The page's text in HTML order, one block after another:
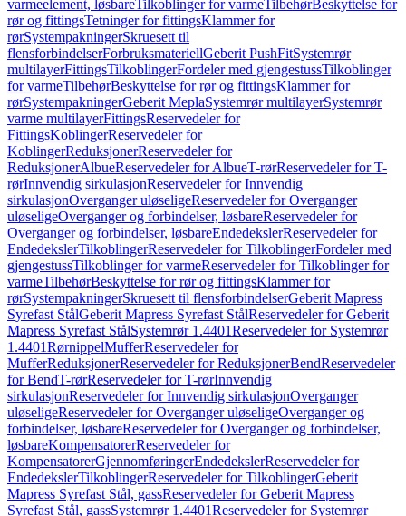
varmeelement, løsbareTilkoblinger for varmeTilbehørBeskyttelse for
rør og fittingsTetninger for fittingsKlammer for
rørSystempakningerSkruesett til
flensforbindelserForbruksmateriellGeberit PushFitSystemrør
multilayerFittingsTilkoblingerFordeler med gjengestussTilkoblinger
for varmeTilbehørBeskyttelse for rør og fittingsKlammer for
rørSystempakningerGeberit MeplaSystemrør multilayerSystemrør
varme multilayerFittingsReservedeler for
FittingsKoblingerReservedeler for
KoblingerReduksjonerReservedeler for
ReduksjonerAlbueReservedeler for AlbueT-rørReservedeler for T-
rørInnvendig sirkulasjonReservedeler for Innvendig
sirkulasjonOverganger uløseligeReservedeler for Overganger
uløseligeOverganger og forbindelser, løsbareReservedeler for
Overganger og forbindelser, løsbareEndedekslerReservedeler for
EndedekslerTilkoblingerReservedeler for TilkoblingerFordeler med
gjengestussTilkoblinger for varmeReservedeler for Tilkoblinger for
varmeTilbehørBeskyttelse for rør og fittingsKlammer for
rørSystempakningerSkruesett til flensforbindelserGeberit Mapress
Syrefast StålGeberit Mapress Syrefast StålReservedeler for Geberit
Mapress Syrefast StålSystemrør 1.4401Reservedeler for Systemrør
1.4401RørnippelMufferReservedeler for
MufferReduksjonerReservedeler for ReduksjonerBendReservedeler
for BendT-rørReservedeler for T-rørInnvendig
sirkulasjonReservedeler for Innvendig sirkulasjonOverganger
uløseligeReservedeler for Overganger uløseligeOverganger og
forbindelser, løsbareReservedeler for Overganger og forbindelser,
løsbareKompensatorerReservedeler for
KompensatorerGjennomføringerEndedekslerReservedeler for
EndedekslerTilkoblingerReservedeler for TilkoblingerGeberit
Mapress Syrefast Stål, gassReservedeler for Geberit Mapress
Syrefast Stål, gassSystemrør 1.4401Reservedeler for Systemrør